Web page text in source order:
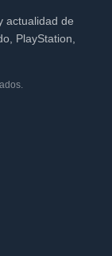
actualidad de
PlayStation,